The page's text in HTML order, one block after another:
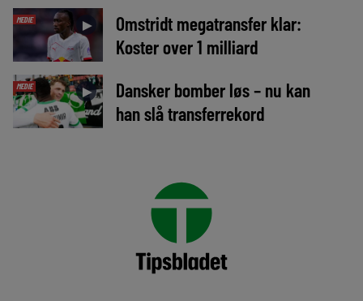
MEDIE ►
Omstridt megatransfer klar:
Koster over 1 milliard
MEDIE ►
Dansker bomber løs – nu kan
han slå transferrekord